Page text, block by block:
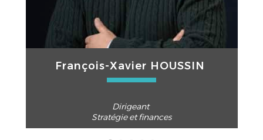
François-Xavier HOUSSIN ​
Dirigeant ​
Stratégie et finances